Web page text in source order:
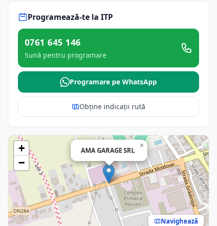
Programează-te la ITP
0761 645 146
Sună pentru programare
Programare pe WhatsApp
Obține indicații rută
AMA GARAGE SRL
×
+
−
Navighează